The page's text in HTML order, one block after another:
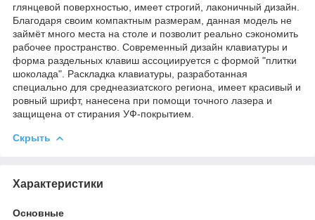
глянцевой поверхностью, имеет строгий, лаконичный дизайн.
Благодаря своим компактным размерам, данная модель не
займёт много места на столе и позволит реально сэкономить
рабочее пространство. Современный дизайн клавиатуры и
форма раздельных клавиш ассоциируется с формой "плитки
шоколада". Раскладка клавиатуры, разработанная
специально для среднеазиатского региона, имеет красивый и
ровный шрифт, нанесена при помощи точного лазера и
защищена от стирания УФ-покрытием.
Скрыть
Характеристики
Основные